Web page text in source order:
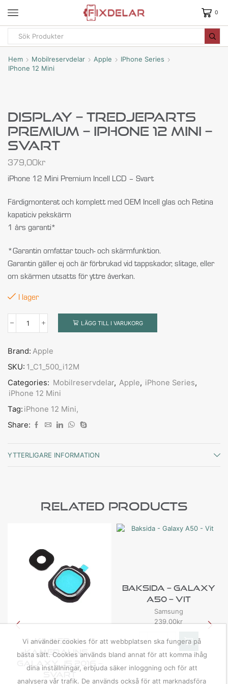
0
Hem Mobilreservdelar Apple
IPhone Series
IPhone 12 Mini
Display – Tredjeparts
Premium – IPhone 12 Mini –
Svart
379,00kr
iPhone 12 Mini Premium Incell LCD – Svart
Färdigmonterat och komplett med OEM Incell glas och Retina
kapaticiv pekskärm
1 års garanti*
*Garantin omfattar touch- och skärmfunktion.
Garantin gäller ej och är förbrukad vid tappskador, slitage, eller
om skärmen utsatts för yttre åverkan.
I lager
LÄGG TILL I VARUKORG
Brand: Apple
SKU: 1_C1_500_i12M
Categories: Mobilreservdelar, Apple, iPhone Series,
iPhone 12 Mini
Tag: iPhone 12 Mini,
Share:
YTTERLIGARE INFORMATION
Related Products
Kamera –
Kameralins –
Galaxy J5 2016 –
Svart
Baksida – Galaxy
A50 – Vit
Samsung
239,00kr
Vi använder cookies för att webbplatsen ska fungera på
bästa sätt. Cookies används bland annat för att komma ihåg
dina inställningar, erbjuda säker inloggning och för att
analysera vår trafik. De används också för att marknadsföra